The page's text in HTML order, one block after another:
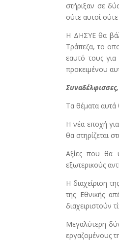
στήριξαν σε
ούτε αυτοί
Η ΔΗΣΥΕ θα
Τράπεζα, το
εαυτό τους
προκειμένου
Τα θέματα
Η νέα εποχή
θα στηρίζεται
Αξίες που θα
εξωτερικούς
Η διαχείριση
της Εθνικής
διαχειριστούν
Μεγαλύτερη
εργαζομένους